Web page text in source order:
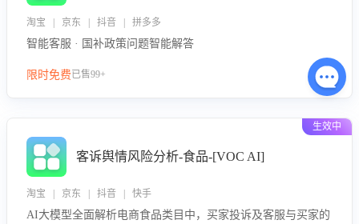
淘宝 | 京东 | 抖音 | 拼多多
智能客服 · 国补政策问题智能解答
限时免费已售99+
生效中
客诉舆情风险分析-食品-[VOC AI]
淘宝 | 京东 | 抖音 | 快手
AI大模型全面解析电商食品类目中，买家投诉及客服与买家的